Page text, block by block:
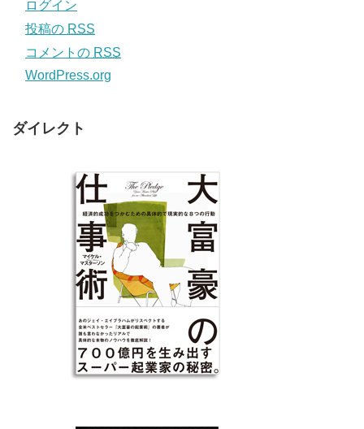
ログイン
投稿の RSS
コメントの RSS
WordPress.org
ダイレクト